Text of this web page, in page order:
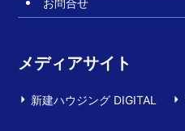
メディアサイト
新建ハウジング DIGITAL